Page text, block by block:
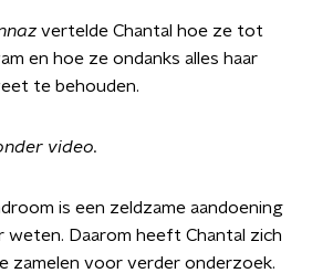
vertelde Chantal hoe ze tot
en hoe ze ondanks alles haar
te behouden.
video.
is een zeldzame aandoening
weten. Daarom heeft Chantal zich
zamelen voor verder onderzoek.